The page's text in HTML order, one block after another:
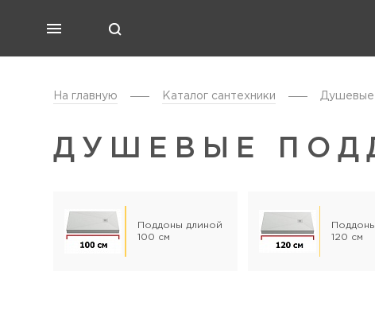
На главную Каталог cантехники Душевые
ДУШЕВЫЕ
Поддоны длиной
100 см
120 см